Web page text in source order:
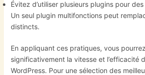
Évitez d’utiliser plusieurs plugins pour
Un seul plugin multifonctions peut
distincts.
En appliquant ces pratiques, vous
significativement la vitesse et l’efficacité
WordPress. Pour une sélection des